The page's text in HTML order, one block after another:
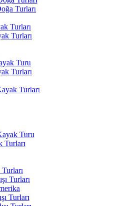
Turları
Turları
Turları
Turu
Turları
Turları
Turu
Turları
Turları
Turları